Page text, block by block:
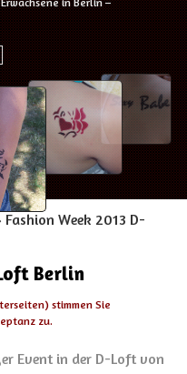
Fashion Week 2013 D-
Berlin
stimmen Sie
zu.
Event in der D-Loft von